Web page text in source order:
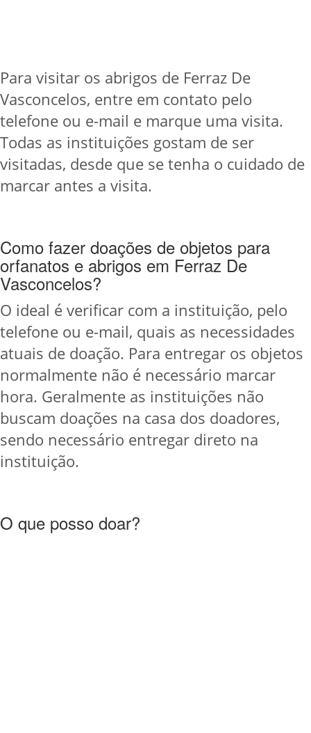
Para visitar os abrigos de Ferraz De
Vasconcelos, entre em contato pelo
telefone ou e-mail e marque uma visita.
Todas as instituições gostam de ser
visitadas, desde que se tenha o cuidado de
marcar antes a visita.
Como fazer doações de objetos para
orfanatos e abrigos em Ferraz De
Vasconcelos?
O ideal é verificar com a instituição, pelo
telefone ou e-mail, quais as necessidades
atuais de doação. Para entregar os objetos
normalmente não é necessário marcar
hora. Geralmente as instituições não
buscam doações na casa dos doadores,
sendo necessário entregar direto na
instituição.
O que posso doar?